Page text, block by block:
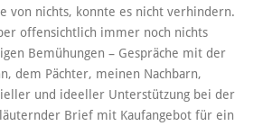
von nichts, konnte es nicht verhindern.
offensichtlich immer noch nichts
Bemühungen – Gespräche mit der
dem Pächter, meinen Nachbarn,
und ideeller Unterstützung bei der
Brief mit Kaufangebot für ein